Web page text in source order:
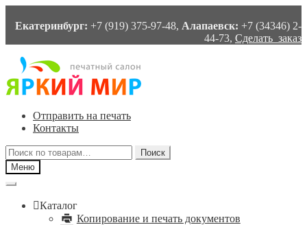
Екатеринбург: +7 (919) 375-97-48, Алапаевск: +7 (34346) 2-
44-73, Сделать заказ
Перейти
навигации
Перейти
содержимому
Отправить на печать
Контакты
Искать:
Поиск
Меню
Каталог
Копирование и печать документов